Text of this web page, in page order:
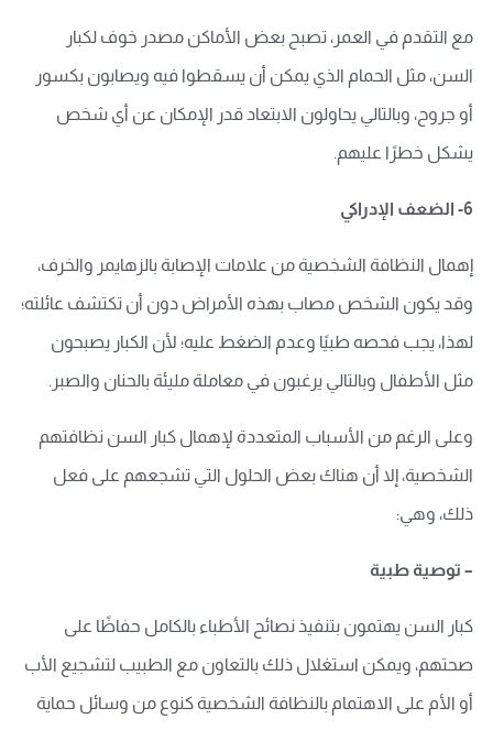
مع التقدم في العمر، تصبح بعض الأماكن مصدر خوف لكبار
السن، مثل الحمام الذي يمكن أن يسقطوا فيه ويصابون بكسور
أو جروح، وبالتالي يحاولون الابتعاد قدر الإمكان عن أي شخص
يشكل خطرًا عليهم.
6- الضعف الإدراكي
إهمال النظافة الشخصية من علامات الإصابة بالزهايمر والخرف،
وقد يكون الشخص مصاب بهذه الأمراض دون أن تكتشف عائلته؛
لهذا، يجب فحصه طبيًا وعدم الضغط عليه؛ لأن الكبار يصبحون
مثل الأطفال وبالتالي يرغبون في معاملة مليئة بالحنان والصبر.
وعلى الرغم من الأسباب المتعددة لإهمال كبار السن نظافتهم
الشخصية، إلا أن هناك بعض الحلول التي تشجعهم على فعل
ذلك، وهي:
– توصية طبية
كبار السن يهتمون بتنفيذ نصائح الأطباء بالكامل حفاظًا على
صحتهم، ويمكن استغلال ذلك بالتعاون مع الطبيب لتشجيع الأب
أو الأم على الاهتمام بالنظافة الشخصية كنوع من وسائل حماية